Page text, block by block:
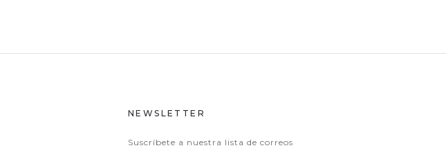
NEWSLETTER
Suscríbete a nuestra lista de correos